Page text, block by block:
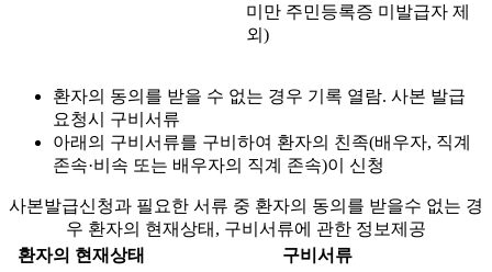
미만 주민등록증 미발급자 제
외)
환자의 동의를 받을 수 없는 경우 기록 열람. 사본 발급
요청시 구비서류
아래의 구비서류를 구비하여 환자의 친족(배우자, 직계
존속·비속 또는 배우자의 직계 존속)이 신청
사본발급신청과 필요한 서류 중 환자의 동의를 받을수 없는 경
우 환자의 현재상태, 구비서류에 관한 정보제공
환자의 현재상태
구비서류